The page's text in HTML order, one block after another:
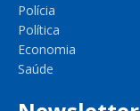
Polícia
Política
Economia
Saúde